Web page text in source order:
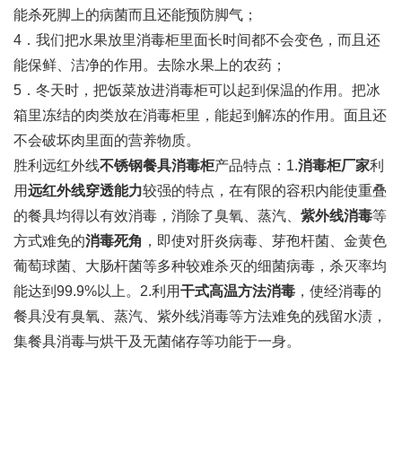
能杀死脚上的病菌而且还能预防脚气；
4．我们把水果放里消毒柜里面长时间都不会变色，而且还
能保鲜、洁净的作用。去除水果上的农药；
5．冬天时，把饭菜放进消毒柜可以起到保温的作用。把冰
箱里冻结的肉类放在消毒柜里，能起到解冻的作用。面且还
不会破坏肉里面的营养物质。
胜利远红外线不锈钢餐具消毒柜产品特点：1.消毒柜厂家利
用远红外线穿透能力较强的特点，在有限的容积内能使重叠
的餐具均得以有效消毒，消除了臭氧、蒸汽、 紫外线消毒等
方式难免的消毒死角 ，即使对肝炎病毒、芽孢杆菌、金黄色
葡萄球菌、大肠杆菌等多种较难杀灭的细菌病毒，杀灭率均
能达到99.9%以上。2.利用干式高温方法消毒 ，使经消毒的
餐具没有臭氧、蒸汽、紫外线消毒等方法难免的残留水渍，
集餐具消毒与烘干及无菌储存等功能于一身。